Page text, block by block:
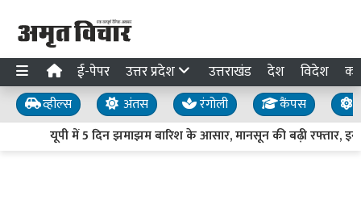
ई-पेपर उत्तर प्रदेश उत्तराखंड देश विदेश
व्हील्स अंतस रंगोली कैंपस
यूपी में 5 दिन झमाझम बारिश के आसार, मानसून की बढ़ी रफ्तार, इन